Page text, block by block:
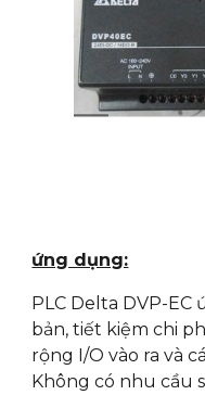
ứng dụng:
PLC Delta DVP-EC
bản, tiết kiệm chi
rộng I/O vào ra và
Không có nhu cầu